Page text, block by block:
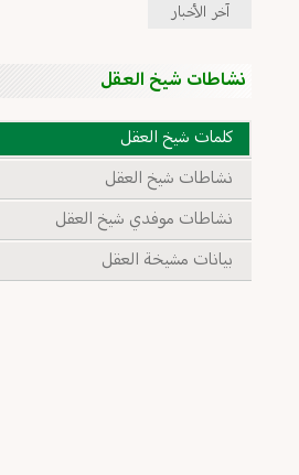
آخر الأخبار
نشاطات شيخ العقل
كلمات شيخ العقل
نشاطات شيخ العقل
نشاطات موفدي شيخ العقل
بيانات مشيخة العقل